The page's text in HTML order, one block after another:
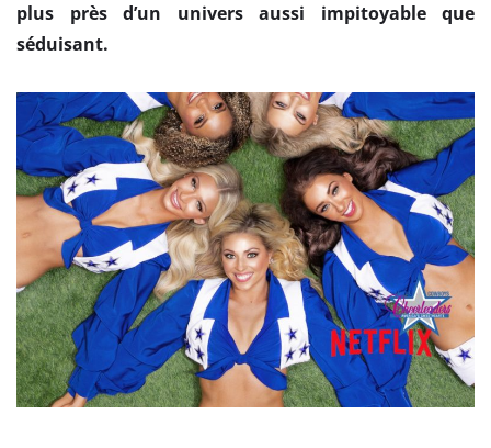
plus près d’un univers aussi impitoyable que
séduisant.